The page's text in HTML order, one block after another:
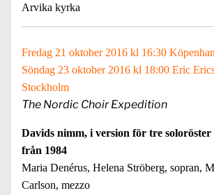
Arvika kyrka
Fredag 21 oktober 2016 kl 16:30
Söndag 23 oktober 2016 kl 18:00 Eric
Stockholm
The Nordic Choir Expedition
Davids nimm, i version för tre
från 1984
Maria Denérus, Helena Ströberg, sopran,
Carlson, mezzo